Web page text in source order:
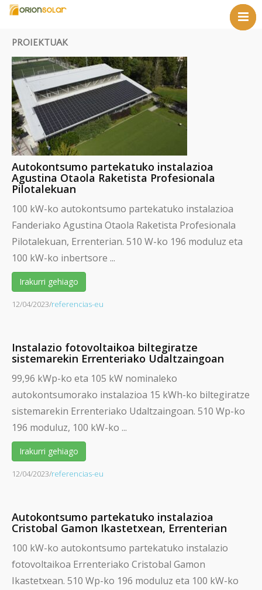
Enpresa
Zerbitzuak
Proiektuak
Berriak
Kontaktua
PROIEKTUAK
Autokontsumo partekatuko instalazioa
Agustina Otaola Raketista Profesionala
Pilotalekuan
100 kW-ko autokontsumo partekatuko instalazioa
Fanderiako Agustina Otaola Raketista Profesionala
Pilotalekuan, Errenterian. 510 W-ko 196 moduluz eta
100 kW-ko inbertsore ...
Irakurri gehiago
12/04/2023/referencias-eu
Instalazio fotovoltaikoa biltegiratze
sistemarekin Errenteriako Udaltzaingoan
99,96 kWp-ko eta 105 kW nominaleko
autokontsumorako instalazioa 15 kWh-ko biltegiratze
sistemarekin Errenteriako Udaltzaingoan. 510 Wp-ko
196 moduluz, 100 kW-ko ...
Irakurri gehiago
12/04/2023/referencias-eu
Autokontsumo partekatuko instalazioa
Cristobal Gamon Ikastetxean, Errenterian
100 kW-ko autokontsumo partekatuko instalazio
fotovoltaikoa Errenteriako Cristobal Gamon
Ikastetxean. 510 Wp-ko 196 moduluz eta 100 kW-ko